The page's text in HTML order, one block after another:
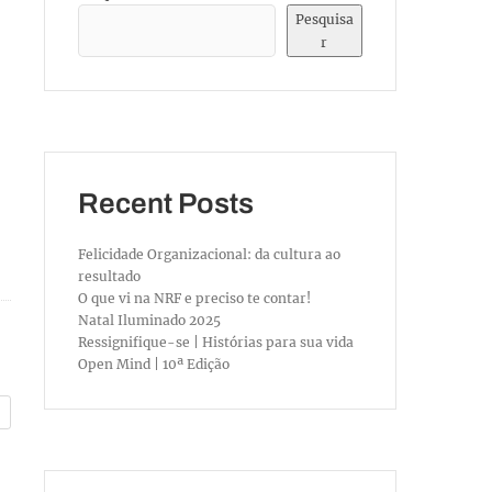
Pesquisa
r
Recent Posts
Felicidade Organizacional: da cultura ao
resultado
O que vi na NRF e preciso te contar!
Natal Iluminado 2025
Ressignifique-se | Histórias para sua vida
Open Mind | 10ª Edição